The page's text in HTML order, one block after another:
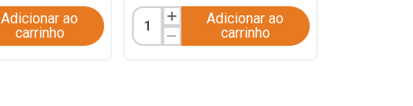
Adicionar ao
carrinho
Adicionar ao
carrinho